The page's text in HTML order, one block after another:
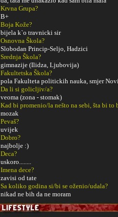
Krvna Grupa?
B+
Boja Kože?
bijela k`o travnicki sir
Osnovna Škola?
Slobodan Princip-Seljo, Hadzici
Srednja Škola?
gimnazije (Ilidza, Ljubovija)
Fakultetska Škola?
pola Fakulteta politickih nauka, smjer
Da li si golicljiv/a?
veoma (zona - stomak)
Kad bi promenio/la nešto na sebi, šta bi to
mozak
Pevaš?
uvijek
Dobro?
najbolje :)
Deca?
uskoro........
Imena dece?
zavisi od tate
Sa koliko godina si/bi se oženio/udala?
nikad ne bih da ne moram